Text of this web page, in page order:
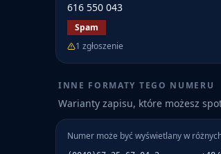
616 550 043
Spam
1 zgłoszenie
INNE FORMATY TEGO NUMERU
Warianty zapisu, które możesz
Numer może być wyświetlany w